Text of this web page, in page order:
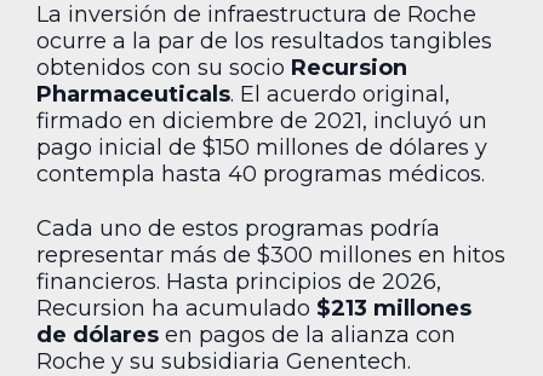
La inversión de infraestructura de Roche
ocurre a la par de los resultados tangibles
obtenidos con su socio Recursion
Pharmaceuticals. El acuerdo original,
firmado en diciembre de 2021, incluyó un
pago inicial de $150 millones de dólares y
contempla hasta 40 programas médicos.
Cada uno de estos programas podría
representar más de $300 millones en hitos
financieros. Hasta principios de 2026,
Recursion ha acumulado $213 millones
de dólares en pagos de la alianza con
Roche y su subsidiaria Genentech.